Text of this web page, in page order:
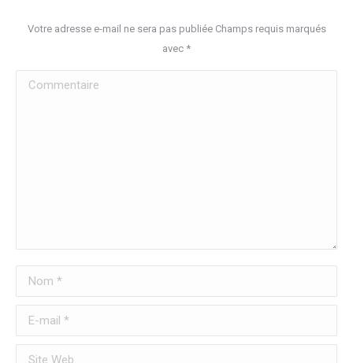
Votre adresse e-mail ne sera pas publiée Champs requis marqués
avec *
Commentaire
Nom *
E-mail *
Site Web